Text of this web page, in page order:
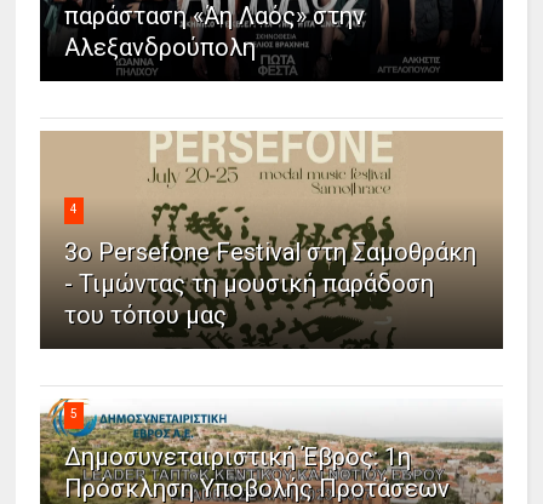
παράσταση «Άη Λαός» στην
Αλεξανδρούπολη
4
3ο Persefone Festival στη Σαμοθράκη
- Τιμώντας τη μουσική παράδοση
του τόπου μας
5
Δημοσυνεταιριστική Έβρος: 1η
Πρόσκληση Υποβολής Προτάσεων